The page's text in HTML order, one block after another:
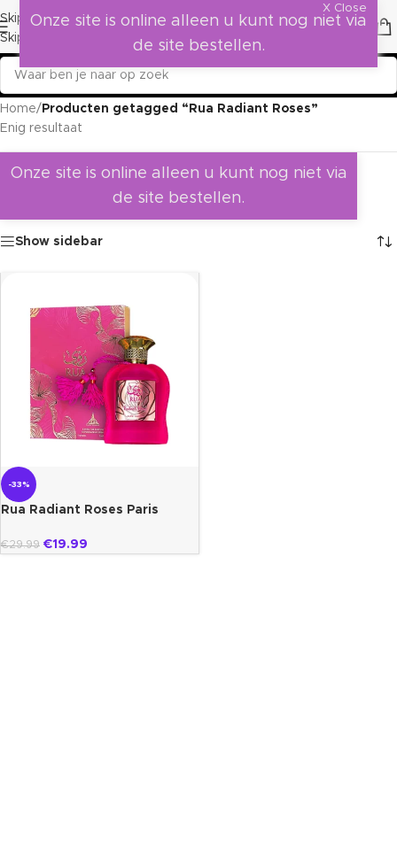
Skip to navigation
Skip to main content
Home/ Producten getagged “Rua Radiant Roses”
Enig resultaat
Onze site is online alleen u kunt nog niet via
de site bestellen.
Show sidebar
-33%
Rua Radiant Roses Paris
€29.99 €19.99
X Close
Onze site is online alleen u kunt nog niet via
de site bestellen.